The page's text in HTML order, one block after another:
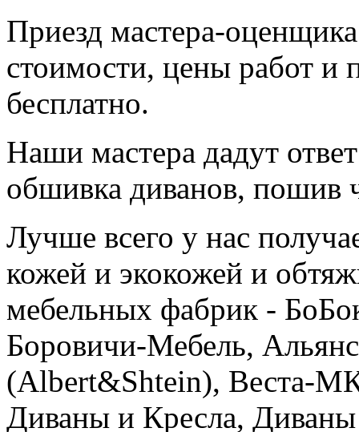
Приезд мастера-
стоимости, цены работ и
бесплатно.
Наши мастера дадут
обшивка диванов, пошив
Лучше всего у нас
кожей и экокожей и
мебельных фабрик -
Боровичи-Мебель,
(Albert&Shtein), Веста-
Диваны и Кресла,